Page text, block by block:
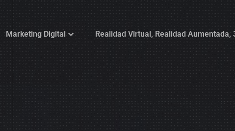
Marketing Digital
Marketing Digital
Vende en Mercado Libre
Vende en Mercado Libre
Vende en Amazon
Vende en Amazon
Vende en TikTok
Vende en TikTok
Realidad Virtual, Realidad Aumentada,
Realidad Virtual, Realidad Aumentada,